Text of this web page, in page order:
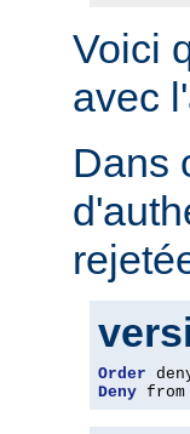
Voici
avec
Dans
Order
Deny